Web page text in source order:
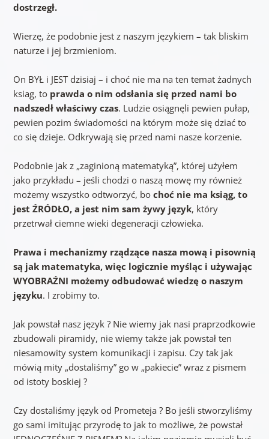
dostrzegł.
Wierzę, że podobnie jest z naszym językiem – tak bliskim
naturze i jej brzmieniom.
On BYŁ i JEST dzisiaj – i choć nie ma na ten temat żadnych
ksiag, to prawda o nim odsłania się przed nami bo
nadszedł właściwy czas. Ludzie osiągnęli pewien pułap,
pewien pozim świadomości na którym może się dziać to
co się dzieje. Odkrywają się przed nami nasze korzenie.
Podobnie jak z „zaginioną matematyką”, której użyłem
jako przykładu – jeśli chodzi o naszą mowę my również
możemy wszystko odtworzyć, bo choć nie ma ksiąg, to
jest ŹRÓDŁO, a jest nim sam żywy język, który
przetrwał ciemne wieki degeneracji człowieka.
Prawa i mechanizmy rządzące nasza mową i pisownią
są jak matematyka, więc logicznie myśląc i używając
WYOBRAŹNI możemy odbudować wiedzę o naszym
języku. I zrobimy to.
Jak powstał nasz język ? Nie wiemy jak nasi praprzodkowie
zbudowali piramidy, nie wiemy także jak powstał ten
niesamowity system komunikacji i zapisu. Czy tak jak
mówią mity „dostaliśmy” go w „pakiecie” wraz z pismem
od istoty boskiej ?
Czy dostaliśmy język od Prometeja ? Bo jeśli stworzyliśmy
go sami imitując przyrodę to jak to możliwe, że powstał